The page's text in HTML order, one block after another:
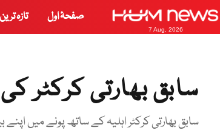
7 Aug, 2026
صفحۂ اول تازہ ترین
سابق بھارتی کرکٹر
سابق بھارتی کرکٹر اہلیہ کے ساتھ پونے میں